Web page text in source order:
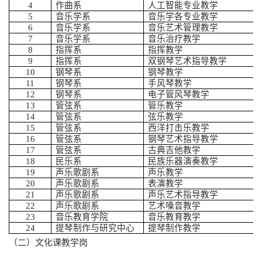
4
作曲系
人工智能专业教学
5
音乐学系
音乐学各专业教学
6
音乐学系
音乐艺术管理教学
7
音乐学系
音乐治疗教学
8
指挥系
指挥教学
9
指挥系
双钢琴艺术指导教学
10
钢琴系
钢琴教学
11
钢琴系
手风琴教学
12
钢琴系
电子管风琴教学
13
管弦系
管乐教学
14
管弦系
弦乐教学
15
管弦系
西洋打击乐教学
16
管弦系
钢琴艺术指导教学
17
管弦系
古典吉他教学
18
民乐系
民族乐器演奏教学
19
声乐歌剧系
声乐教学
20
声乐歌剧系
表演教学
21
声乐歌剧系
声乐艺术指导教学
22
声乐歌剧系
艺术嗓音教学
23
音乐教育学院
音乐教育教学
24
提琴制作与研究中心 提琴制作教学
（二）文化课教学岗